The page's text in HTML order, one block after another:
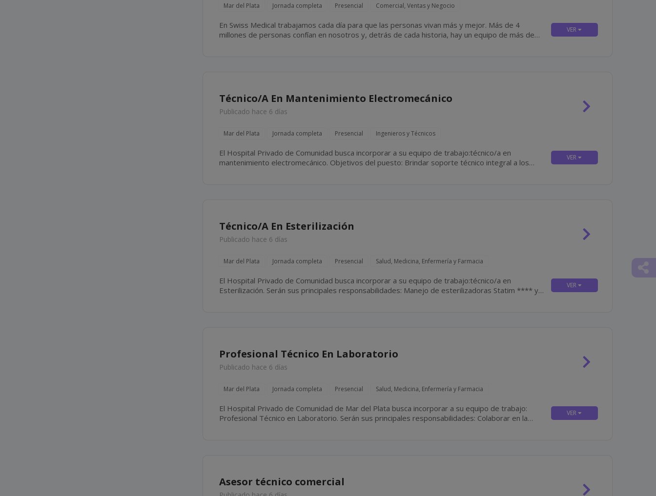
Mar del Plata Jornada completa Presencial Comercial, Ventas y Negocio
En Swiss Medical trabajamos cada día para que las personas vivan más y mejor. Más de 4
millones de personas confían en nosotros y, detrás de cada historia, hay un equipo de más de
Técnico/A En Mantenimiento Electromecánico
Publicado hace 6 días
Mar del Plata Jornada completa Presencial Ingenieros y Técnicos
El Hospital Privado de Comunidad busca incorporar a su equipo de trabajo:técnico/a en
mantenimiento electromecánico. Objetivos del puesto: Brindar soporte técnico integral a los
Técnico/A En Esterilización
Publicado hace 6 días
Mar del Plata Jornada completa Presencial Salud, Medicina, Enfermería y Farmacia
El Hospital Privado de Comunidad busca incorporar a su equipo de trabajo:técnico/a en
Esterilización. Serán sus principales responsabilidades: Manejo de esterilizadoras Statim **** y
Profesional Técnico En Laboratorio
Publicado hace 6 días
Mar del Plata Jornada completa Presencial Salud, Medicina, Enfermería y Farmacia
El Hospital Privado de Comunidad de Mar del Plata busca incorporar a su equipo de trabajo:
Profesional Técnico en Laboratorio. Serán sus principales responsabilidades: Colaborar en la
Asesor técnico comercial